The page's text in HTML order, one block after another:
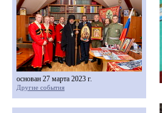
основан 27 марта 2023 г.
Другие события